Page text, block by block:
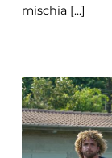
mischia [...]